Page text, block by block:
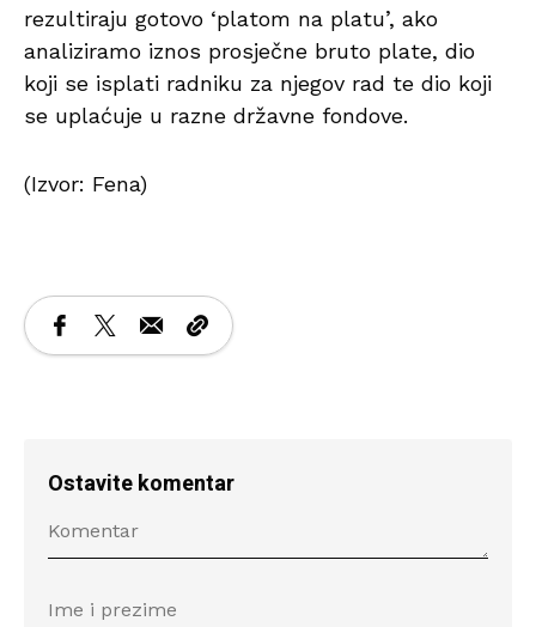
rezultiraju gotovo ‘platom na platu’, ako
analiziramo iznos prosječne bruto plate, dio
koji se isplati radniku za njegov rad te dio koji
se uplaćuje u razne državne fondove.
(Izvor: Fena)
Ostavite komentar